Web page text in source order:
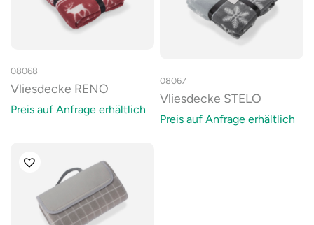
08068
Vliesdecke RENO
Preis auf Anfrage erhältlich
08067
Vliesdecke STELO
Preis auf Anfrage erhältlich